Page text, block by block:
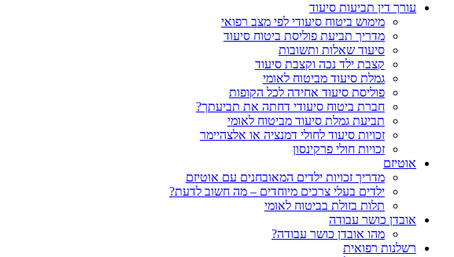
עורך דין תביעות סיעוד
מימוש ביטוח סיעודי לפי מצב רפואי
מדריך תביעת פוליסת ביטוח סיעוד
סיעוד שאלות ותשובות
קצבת ילד נכה וקצבת סיעוד
גמלת סיעוד מביטוח לאומי
פוליסת סיעוד אחידה לכל הקופות
חברת ביטוח סיעודי דחתה את תביעתך?
תביעת גמלת סיעוד מביטוח לאומי
זכויות סיעוד לחולי דמנציה או אלצהיימר
זכויות חולי פרקינסון
אוטיזם
מדריך זכויות ילדים המאובחנים עם אוטיזם
ילדים בעלי צרכים מיוחדים – מה חשוב לדעת?
תלות בזולת בביטוח לאומי
אובדן כושר עבודה
מהו אובדן כושר עבודה?
רשלנות רפואית